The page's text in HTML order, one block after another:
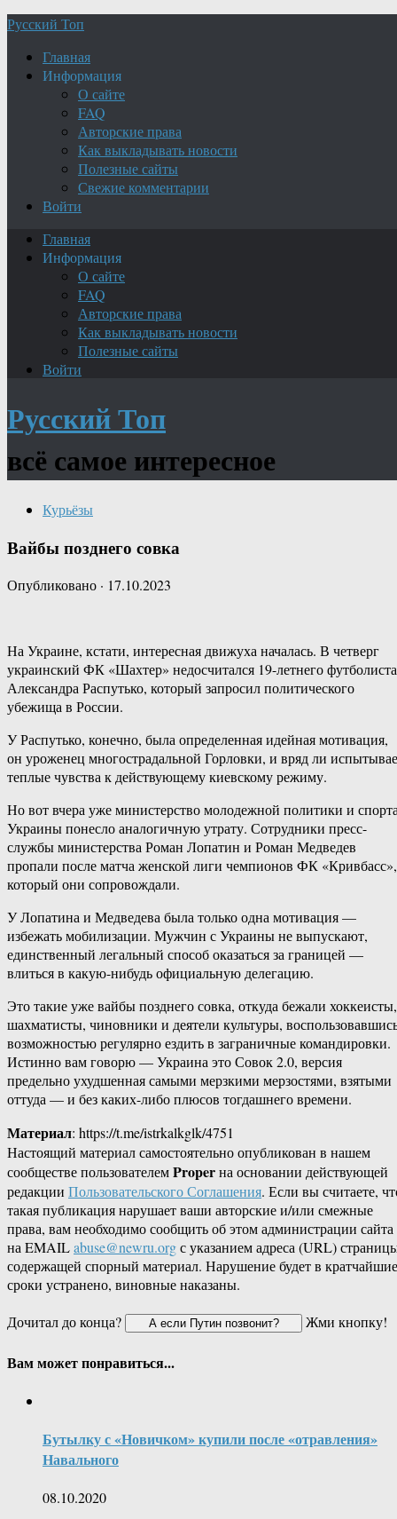
Русский Топ
Главная
Информация
О сайте
FAQ
Авторские права
Как выкладывать новости
Полезные сайты
Свежие комментарии
Войти
Главная
Информация
О сайте
FAQ
Авторские права
Как выкладывать новости
Полезные сайты
Войти
Русский Топ
всё самое интересное
Курьёзы
Вайбы позднего совка
Опубликовано · 17.10.2023
На Украине, кстати, интересная движуха началась. В четверг
украинский ФК «Шахтер» недосчитался 19-летнего футболиста
Александра Распутько, который запросил политического
убежища в России.
У Распутько, конечно, была определенная идейная мотивация,
он уроженец многострадальной Горловки, и вряд ли
теплые чувства к действующему киевскому режиму.
Но вот вчера уже министерство молодежной политики и
Украины понесло аналогичную утрату. Сотрудники пресс-
службы министерства Роман Лопатин и Роман Медведев
пропали после матча женской лиги чемпионов ФК «Кривбасс»,
который они сопровождали.
У Лопатина и Медведева была только одна мотивация —
избежать мобилизации. Мужчин с Украины не выпускают,
единственный легальный способ оказаться за границей —
влиться в какую-нибудь официальную делегацию.
Это такие уже вайбы позднего совка, откуда бежали хоккеисты,
шахматисты, чиновники и деятели культуры,
возможностью регулярно ездить в заграничные командировки.
Истинно вам говорю — Украина это Совок 2.0, версия
предельно ухудшенная самыми мерзкими мерзостями, взятыми
оттуда — и без каких-либо плюсов тогдашнего времени.
Материал: https://t.me/istrkalkglk/4751
Настоящий материал самостоятельно опубликован в нашем
сообществе пользователемProperна основании действующей
редакции Пользовательского Соглашения. Если вы считаете,
такая публикация нарушает ваши авторские и/или смежные
права, вам необходимо сообщить об этом администрации сайта
на EMAILabuse@newru.orgс указанием адреса (URL)
содержащей спорный материал. Нарушение будет в кратчайшие
сроки устранено, виновные наказаны.
Дочитал до конца?
Жми кнопку!
Вам может понравиться...
Бутылку с «Новичком» купили после «отравления»
Навального
08.10.2020